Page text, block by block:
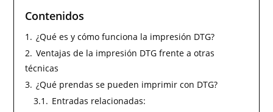
Contenidos
1. ¿Qué es y cómo funciona la impresión DTG?
2. Ventajas de la impresión DTG frente a otras
técnicas
3. ¿Qué prendas se pueden imprimir con DTG?
3.1. Entradas relacionadas: